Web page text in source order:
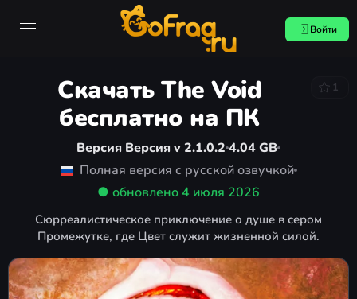
Войти
Скачать The Void
бесплатно на ПК
1
Версия Версия v 2.1.0.2 4.04 GB
Полная версия с русской озвучкой
● обновлено4 июля 2026
Сюрреалистическое приключение о душе в сером
Промежутке, где Цвет служит жизненной силой.